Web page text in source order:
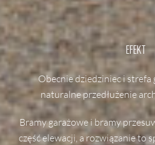
EFEKT
Obecnie dziedziniec i strefa
naturalne przedłużenie
Bramy garażowe i bramy
część elewacji, a rozwiązanie to